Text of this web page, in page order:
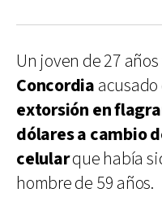
Un joven de 27
Concordia
extorsión en
dólares a cambio
celularque había
hombre de 59 años.